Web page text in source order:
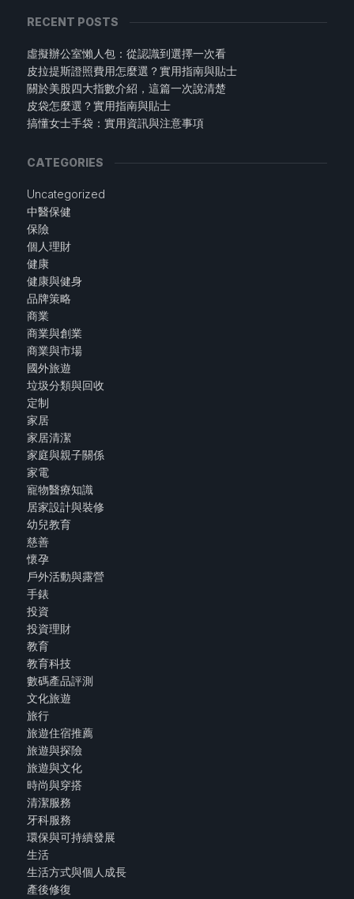
RECENT POSTS
虛擬辦公室懶人包：從認識到選擇一次看
皮拉提斯證照費用怎麼選？實用指南與貼士
關於美股四大指數介紹，這篇一次說清楚
皮袋怎麼選？實用指南與貼士
搞懂女士手袋：實用資訊與注意事項
CATEGORIES
Uncategorized
中醫保健
保險
個人理財
健康
健康與健身
品牌策略
商業
商業與創業
商業與市場
國外旅遊
垃圾分類與回收
定制
家居
家居清潔
家庭與親子關係
家電
寵物醫療知識
居家設計與裝修
幼兒教育
慈善
懷孕
戶外活動與露營
手錶
投資
投資理財
教育
教育科技
數碼產品評測
文化旅遊
旅行
旅遊住宿推薦
旅遊與探險
旅遊與文化
時尚與穿搭
清潔服務
牙科服務
環保與可持續發展
生活
生活方式與個人成長
產後修復